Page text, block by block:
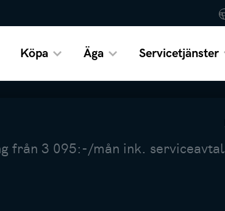
Köpa Äga Servicetjänster
från 3 095:-/mån ink. serviceavtal